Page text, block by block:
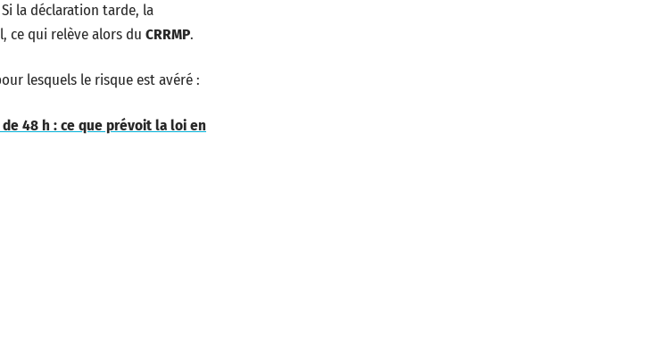
la déclaration tarde, la
ce qui relève alors du CRRMP.
lesquels le risque est avéré :
48 h : ce que prévoit la loi en